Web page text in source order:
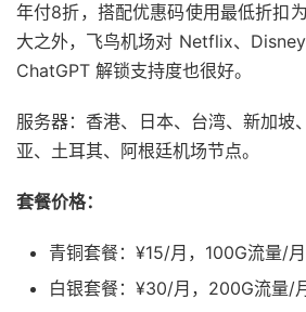
年付8折，搭配优惠码使用最低折扣
大之外，飞鸟机场对 Netflix、
ChatGPT 解锁支持度也很好。
服务器：香港、日本、台湾、新加坡
亚、土耳其、阿根廷机场节点。
套餐价格：
青铜套餐：¥15/月，100G流量/月
白银套餐：¥30/月，200G流量/